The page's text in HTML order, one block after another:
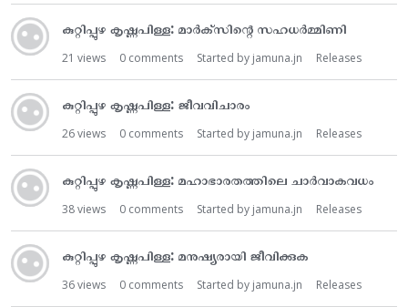
കുറ്റിപ്പുഴ കൃഷ്ണപിള്ള: മാർക്‌‌സിന്റെ സഹധർമ്മിണി
21 views 0 comments Started by jamuna.jn Releases
കുറ്റിപ്പുഴ കൃഷ്ണപിള്ള: ജീവവിചാരം
26views 0 comments Started by jamuna.jn Releases
കുറ്റിപ്പുഴ കൃഷ്ണപിള്ള: മഹാഭാരതത്തിലെ ചാർവാകവധം
38views 0 comments Started by jamuna.jn Releases
കുറ്റിപ്പുഴ കൃഷ്ണപിള്ള: മനുഷ്യരായി ജീവിക്കുക
36views 0 comments Started by jamuna.jn Releases